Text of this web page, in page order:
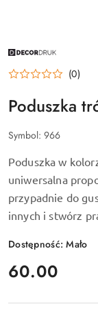
NAZWA
PRODUCENTA:
DECORDRUK (0)
Poduszka
Symbol: 966
Poduszka w
uniwersalna
przypadnie do
innych i stwórz
Dostępność:Mało
cena:
60.00